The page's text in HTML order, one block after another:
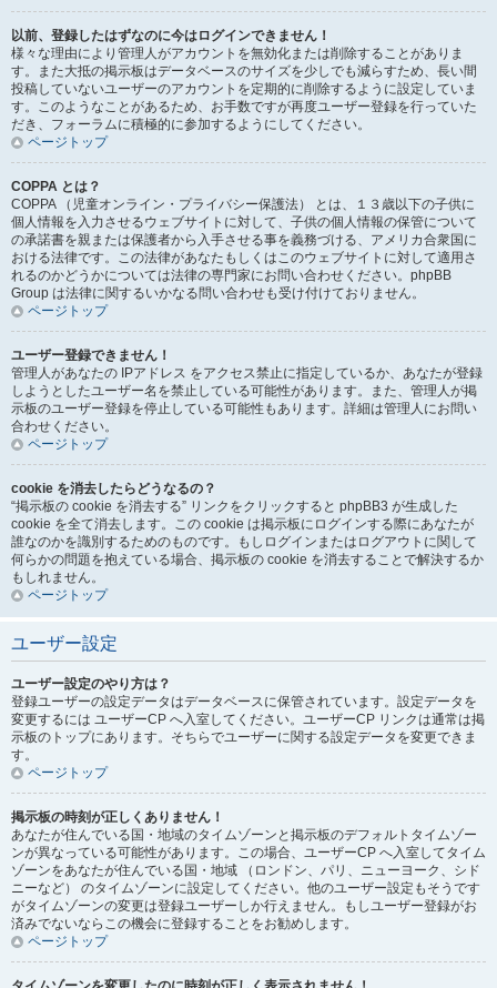
以前、登録したはずなのに今はログインできません！
様々な理由により管理人がアカウントを無効化または削除することがありま
す。また大抵の掲示板はデータベースのサイズを少しでも減らすため、長い間
投稿していないユーザーのアカウントを定期的に削除するように設定していま
す。このようなことがあるため、お手数ですが再度ユーザー登録を行っていた
だき、フォーラムに積極的に参加するようにしてください。
ページトップ
COPPA とは？
COPPA （児童オンライン・プライバシー保護法） とは、１３歳以下の子供に
個人情報を入力させるウェブサイトに対して、子供の個人情報の保管について
の承諾書を親または保護者から入手させる事を義務づける、アメリカ合衆国に
おける法律です。この法律があなたもしくはこのウェブサイトに対して適用さ
れるのかどうかについては法律の専門家にお問い合わせください。phpBB
Group は法律に関するいかなる問い合わせも受け付けておりません。
ページトップ
ユーザー登録できません！
管理人があなたの IPアドレス をアクセス禁止に指定しているか、あなたが登録
しようとしたユーザー名を禁止している可能性があります。また、管理人が掲
示板のユーザー登録を停止している可能性もあります。詳細は管理人にお問い
合わせください。
ページトップ
cookie を消去したらどうなるの？
“掲示板の cookie を消去する” リンクをクリックすると phpBB3 が生成した
cookie を全て消去します。この cookie は掲示板にログインする際にあなたが
誰なのかを識別するためのものです。もしログインまたはログアウトに関して
何らかの問題を抱えている場合、掲示板の cookie を消去することで解決するか
もしれません。
ページトップ
ユーザー設定
ユーザー設定のやり方は？
登録ユーザーの設定データはデータベースに保管されています。設定データを
変更するには ユーザーCP へ入室してください。ユーザーCP リンクは通常は掲
示板のトップにあります。そちらでユーザーに関する設定データを変更できま
す。
ページトップ
掲示板の時刻が正しくありません！
あなたが住んでいる国・地域のタイムゾーンと掲示板のデフォルトタイムゾー
ンが異なっている可能性があります。この場合、ユーザーCP へ入室してタイム
ゾーンをあなたが住んでいる国・地域 （ロンドン、パリ、ニューヨーク、シド
ニーなど） のタイムゾーンに設定してください。他のユーザー設定もそうです
がタイムゾーンの変更は登録ユーザーしか行えません。もしユーザー登録がお
済みでないならこの機会に登録することをお勧めします。
ページトップ